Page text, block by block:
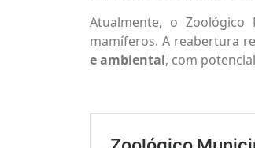
Atualmente, o
mamíferos. A reabertura
e ambiental, com